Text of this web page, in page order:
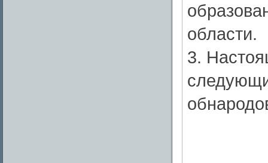
области.
3.